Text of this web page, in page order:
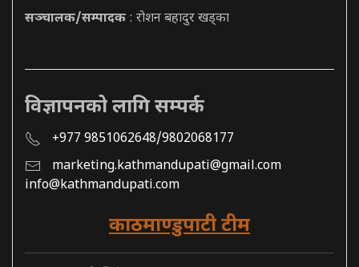
सञ्चालक/सम्पादक : रोशन बहादुर खड्का
विज्ञापनको लागि सम्पर्क
+977 9851062648/9802068177
marketing.kathmandupati@gmail.com
info@kathmandupati.com
काठमाण्डुपाटी टीम